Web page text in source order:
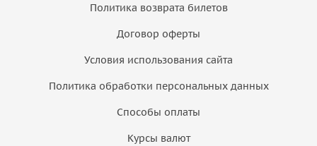
Политика возврата билетов
Договор оферты
Условия использования сайта
Политика обработки персональных данных
Способы оплаты
Курсы валют